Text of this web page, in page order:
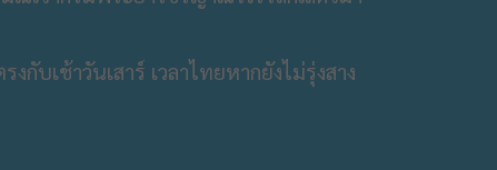
บเช้าวันเสาร์​ เวลาไทยหากยังไม่รุ่งสาง